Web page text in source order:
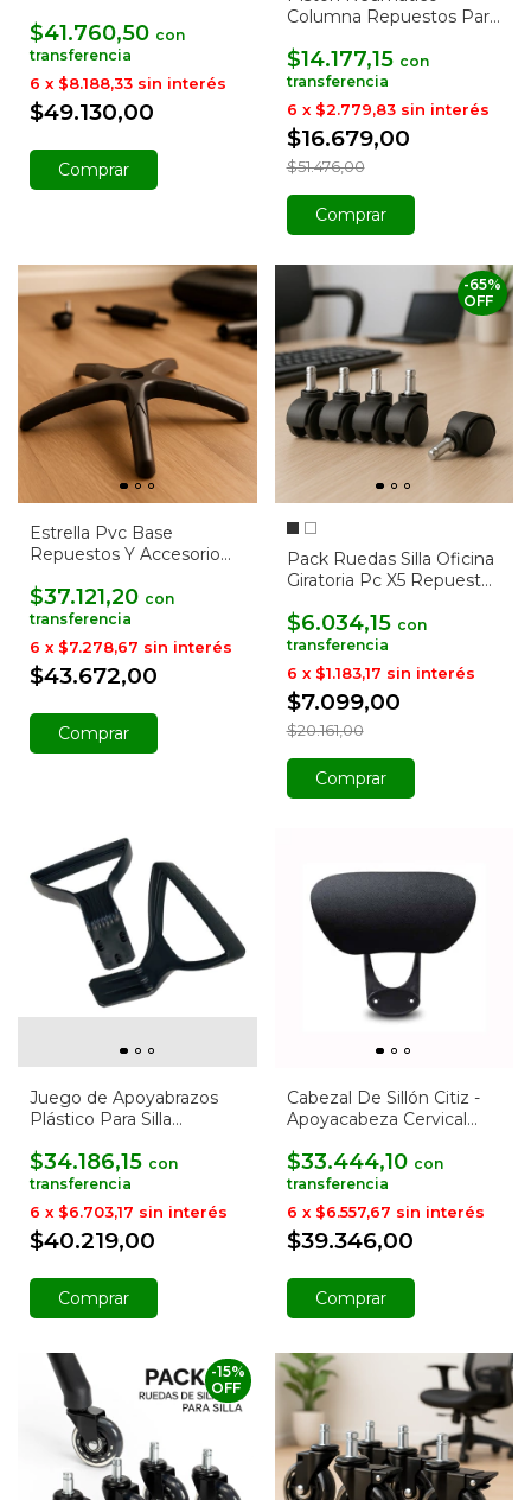
$41.760,50 con
$49.130,00
6 x $8.188,33 sin interés
Columna Repuestos Para
$14.177,15 con
$16.679,00
$51.476,00
6 x $2.779,83 sin interés
Comprar
Estrella Pvc Base
Repuestos Y Accesorio
$37.121,20 con
$43.672,00
6 x $7.278,67 sin interés
Comprar
Pack Ruedas Silla Oficina
Giratoria Pc X5 Repuestos
$6.034,15 con
$7.099,00
-65%
OFF
$20.161,00
6 x $1.183,17 sin interés
Comprar
Juego de Apoyabrazos
Plástico Para Silla
$34.186,15 con
$40.219,00
6 x $6.703,17 sin interés
Cabezal De Sillón Citiz -
Apoyacabeza Cervical
$33.444,10 con
$39.346,00
6 x $6.557,67 sin interés
Comprar
-15%
OFF